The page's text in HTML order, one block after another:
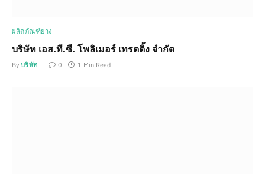
ผลิตภัณฑ์ยาง
บริษัท เอส.ที.ซี. โพลิเมอร์ เทรดดิ้ง จำกัด
By บริษัท 0 1 Min Read